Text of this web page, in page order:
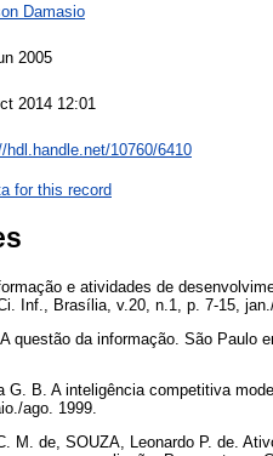
Damasio
2005
2014 12:01
hdl.handle.net/10760/6410
for this record
e atividades de
Inf., Brasília, v.20, n.1, p. 7-15,
questão da informação. São
G. B. A inteligência competitiva
ago. 1999.
M. de, SOUZA, Leonardo P. de.